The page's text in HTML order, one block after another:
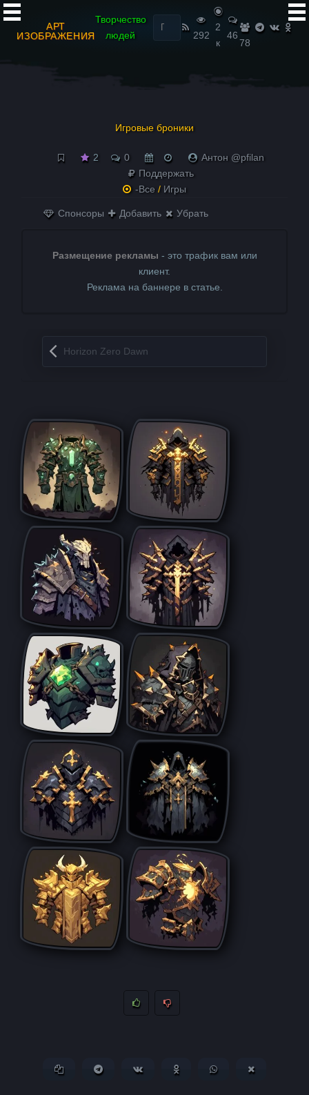
АРТ
ИЗОБРАЖЕНИЯ
Творчество
людей
Найти:
292
2
к
46
78
Игровые броники
2 0
Антон @pfilan
Поддержать
-Все / Игры
Спонсоры Добавить Убрать
Размещение рекламы - это трафик вам или
клиент.
Реклама на баннере в статье.
Запись навигация
Horizon Zero Dawn
Копировать ссылкуПоделиться в Telegram
Поделиться ВКонтактеПоделиться в
Поделиться в